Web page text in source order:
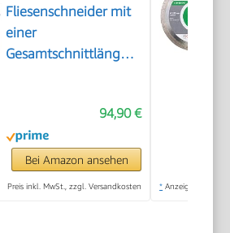
Fliesenschneider mit
einer
Gesamtschnittlänge
15mm Mindest.
Schnittbreite 25mm
Fliesenschneidmaschine
inkl. Extra Schneidrad
94,90 €
Bei Amazon ansehen
Preis inkl. MwSt., zzgl. Versandkosten * Anzeige